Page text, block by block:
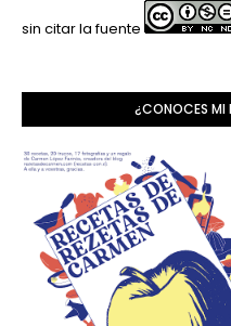
sin citar la fuente
¿CONOCES MI